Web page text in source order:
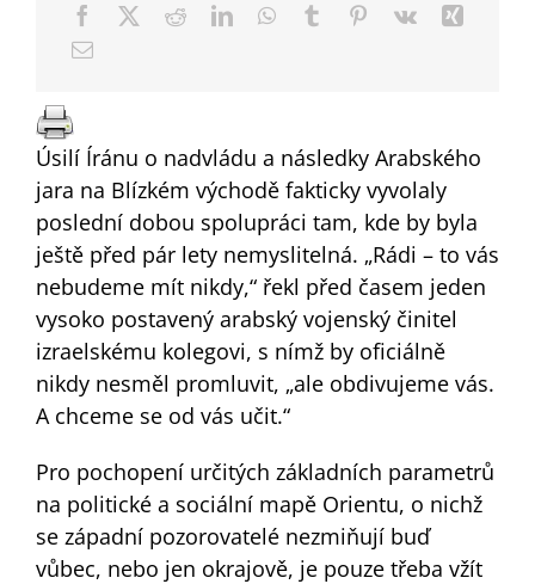
Úsilí Íránu o nadvládu a následky Arabského
jara na Blízkém východě fakticky vyvolaly
poslední dobou spolupráci tam, kde by byla
ještě před pár lety nemyslitelná. „Rádi – to vás
nebudeme mít nikdy,“ řekl před časem jeden
vysoko postavený arabský vojenský činitel
izraelskému kolegovi, s nímž by oficiálně
nikdy nesměl promluvit, „ale obdivujeme vás.
A chceme se od vás učit.“
Pro pochopení určitých základních parametrů
na politické a sociální mapě Orientu, o nichž
se západní pozorovatelé nezmiňují buď
vůbec, nebo jen okrajově, je pouze třeba vžít